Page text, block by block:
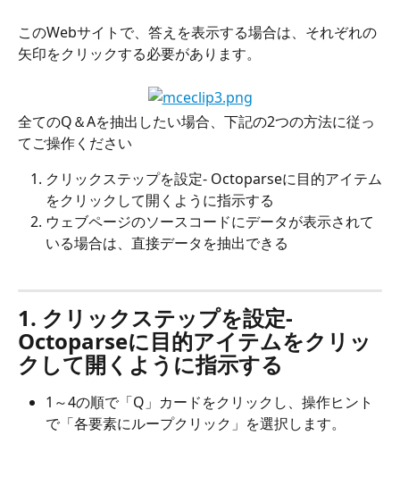
このWebサイトで、答えを表示する場合は、それぞれの
矢印をクリックする必要があります。
全てのQ＆Aを抽出したい場合、下記の2つの方法に従っ
てご操作ください
クリックステップを設定- Octoparseに目的アイテム
をクリックして開くように指示する
ウェブページのソースコードにデータが表示されて
いる場合は、直接データを抽出できる
1. クリックステップを設定-
Octoparseに目的アイテムをクリッ
クして開くように指示する
1～4の順で「Q」カードをクリックし、操作ヒント
で「各要素にループクリック」を選択します。